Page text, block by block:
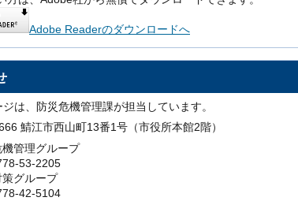
Adobe Readerのダウンロードへ
ジは、防災危機管理課が担当しています。
鯖江市西山町13番1号（市役所本館2階）
機管理グループ
53-2205
策グループ
42-5104